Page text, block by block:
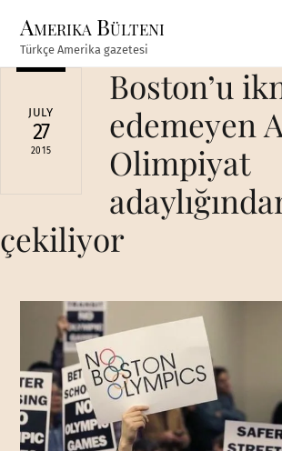
content
Amerika Bülteni
Türkçe Amerika gazetesi
JULY
27
2015
Boston’u
edemeyen
Olimpiyat
çekiliyor